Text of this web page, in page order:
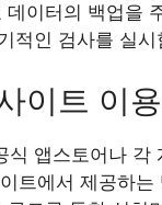
이터의 백업을
적인 검사를 실
이트 이용
식 앱스토어나
트에서 제공하